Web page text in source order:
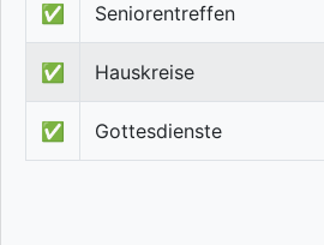
✅ Seniorentreffen
✅ Hauskreise
✅ Gottesdienste